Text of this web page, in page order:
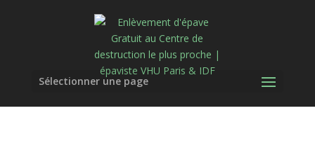
Sélectionner une page